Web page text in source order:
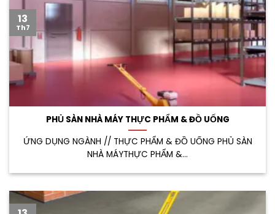
PHỦ SÀN NHÀ MÁY THỰC PHẨM & ĐỒ UỐNG
ỨNG DỤNG NGÀNH // THỰC PHẨM & ĐỒ UỐNG PHỦ SÀN
NHÀ MÁYTHỰC PHẨM &...
13
Th7